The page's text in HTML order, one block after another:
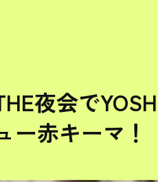
夜会で
ー赤キーマ！